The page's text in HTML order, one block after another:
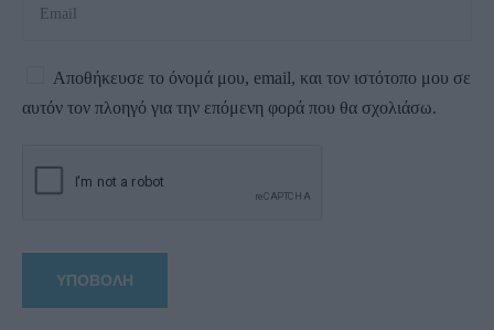
Αποθήκευσε το όνομά μου, email, και τον ιστότοπο μου σε
αυτόν τον πλοηγό για την επόμενη φορά που θα σχολιάσω.